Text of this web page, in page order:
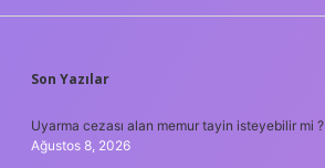
SIDEBAR
Son Yazılar
Uyarma cezası alan memur tayin isteyebilir mi ?
Ağustos 8, 2026